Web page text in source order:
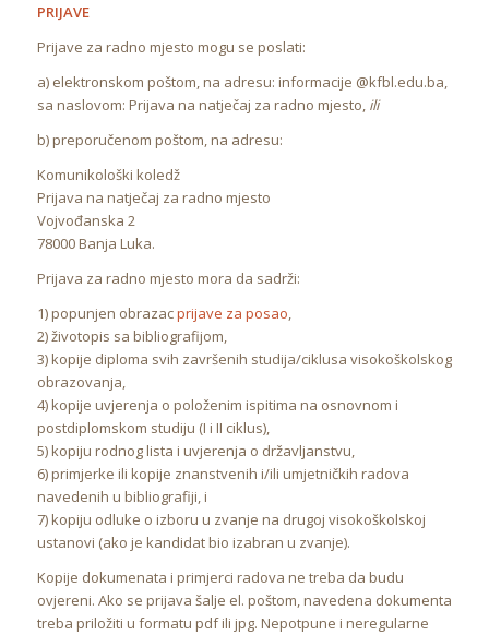
PRIJAVE
Prijave za radno mjesto mogu se poslati:
a) elektronskom poštom, na adresu: informacije @kfbl.edu.ba,
sa naslovom: Prijava na natječaj za radno mjesto, ili
b) preporučenom poštom, na adresu:
Komunikološki koledž
Prijava na natječaj za radno mjesto
Vojvođanska 2
78000 Banja Luka.
Prijava za radno mjesto mora da sadrži:
1) popunjen obrazacprijave za posao,
2) životopis sa bibliografijom,
3) kopije diploma svih završenih studija/ciklusa visokoškolskog
obrazovanja,
4) kopije uvjerenja o položenim ispitima na osnovnom i
postdiplomskom studiju (I i II ciklus),
5) kopiju rodnog lista i uvjerenja o državljanstvu,
6) primjerke ili kopije znanstvenih i/ili umjetničkih radova
navedenih u bibliografiji, i
7) kopiju odluke o izboru u zvanje na drugoj visokoškolskoj
ustanovi (ako je kandidat bio izabran u zvanje).
Kopije dokumenata i primjerci radova ne treba da budu
ovjereni. Ako se prijava šalje el. poštom, navedena dokumenta
treba priložiti u formatu pdf ili jpg. Nepotpune i neregularne